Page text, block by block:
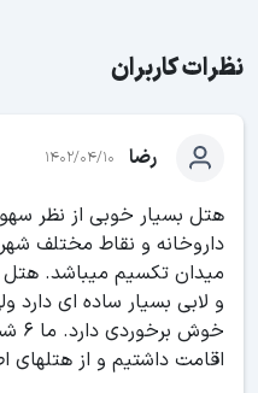
نظرات کاربران
رضا 1402/04/10
هتل بسیار خوبی از نظر
داروخانه و نقاط مختلف
میدان تکسیم میباشد.
و لابی بسیار ساده ای
اقامت داشتیم و از هتلهای